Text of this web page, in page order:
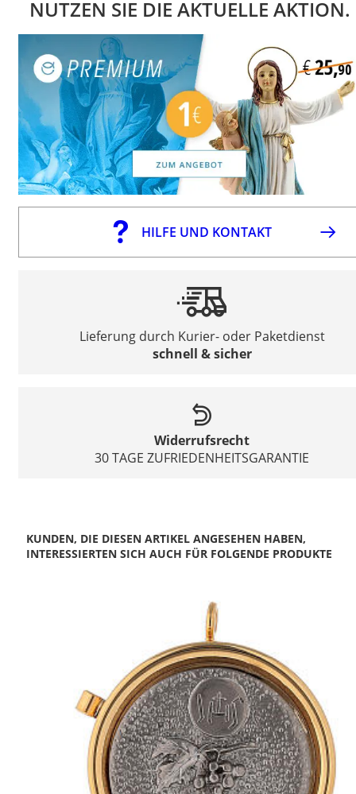
NUTZEN SIE DIE AKTUELLE AKTION.
HILFE UND KONTAKT
Lieferung durch Kurier- oder Paketdienst
schnell & sicher
Widerrufsrecht
30 TAGE ZUFRIEDENHEITSGARANTIE
KUNDEN, DIE DIESEN ARTIKEL ANGESEHEN HABEN,
INTERESSIERTEN SICH AUCH FÜR FOLGENDE PRODUKTE